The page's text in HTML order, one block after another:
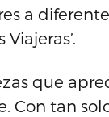
a
que
Con tan